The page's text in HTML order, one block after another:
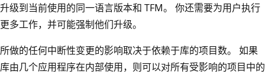
升级到当前使用的同一语言版本和 TFM。 你还需要为用户执行
更多工作，并可能强制他们升级。
所做的任何中断性变更的影响取决于依赖于库的项目数。 如果
库由几个应用程序在内部使用，则可以对所有受影响的项目中的